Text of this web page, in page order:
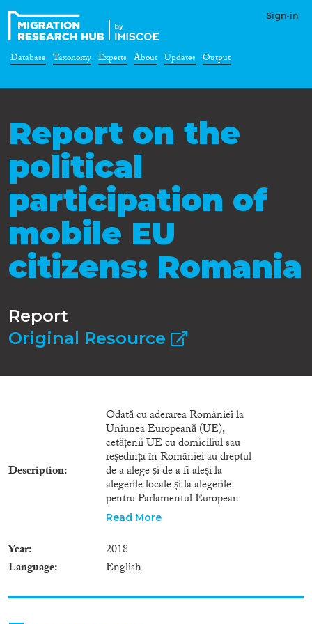
Sign-in
Database Taxonomy Experts About Updates Output
Report on the
political
participation of
mobile EU
citizens: Romania
Report
Original Resource
Description
Odată cu aderarea României la
Uniunea Europeană (UE),
cetățenii UE cu domiciliul sau
reședința în României au dreptul
de a alege și de a fi aleși la
alegerile locale și la alegerile
pentru Parlamentul European
desfășurate pe teritoriul
românii din străinătate depășesc
cu mult numărul cetățenilor UE
rezidenți în România, dreptul de
domiciliul/reședința in
Read More
Year
2018
Language
English